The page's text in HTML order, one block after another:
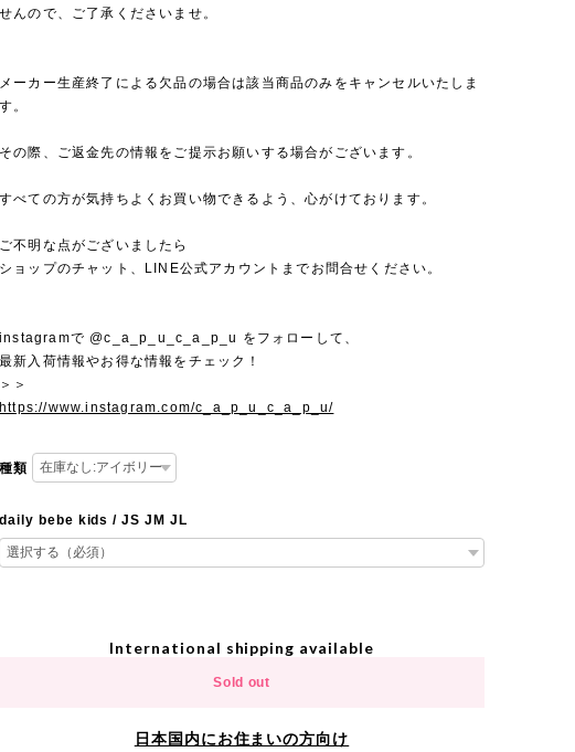
せんので、ご了承くださいませ。
メーカー生産終了による欠品の場合は該当商品のみをキャンセルいたしま
す。
その際、ご返金先の情報をご提示お願いする場合がございます。
すべての方が気持ちよくお買い物できるよう、心がけております。
ご不明な点がございましたら
ショップのチャット、LINE公式アカウントまでお問合せください。
instagramで @c_a_p_u_c_a_p_u をフォローして、
最新入荷情報やお得な情報をチェック！
＞＞
https://www.instagram.com/c_a_p_u_c_a_p_u/
種類
daily bebe kids / JS JM JL
International shipping available
Sold out
日本国内にお住まいの方向け